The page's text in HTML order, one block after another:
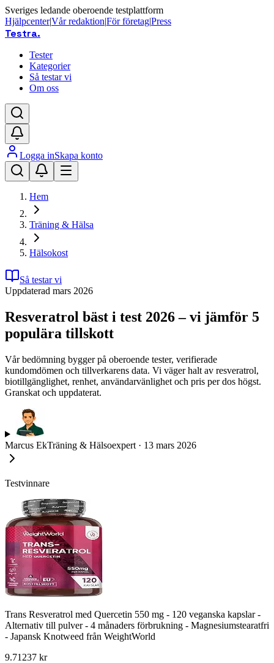
Sveriges ledande oberoende testplattform
Hjälpcenter|Vår redaktion|För företag|Press
Testra.
Tester
Kategorier
Så testar vi
Om oss
Logga inSkapa konto
Hem
Träning & Hälsa
Hälsokost
Så testar vi
Uppdaterad mars 2026
Resveratrol bäst i test 2026 – vi jämför 5
populära tillskott
Vår bedömning bygger på oberoende tester, verifierade
kundomdömen och tillverkarens data. Vi väger halt av resveratrol,
biotillgänglighet, renhet, användarvänlighet och pris per dos högst.
Granskat och uppdaterat.
Marcus EkTräning & Hälsoexpert · 13 mars 2026
Testvinnare
Trans Resveratrol med Quercetin 550 mg - 120 veganska kapslar -
Alternativ till pulver - 4 månaders förbrukning - Magnesiumstearatfri
- Japansk Knotweed från WeightWorld
9.71 237 kr